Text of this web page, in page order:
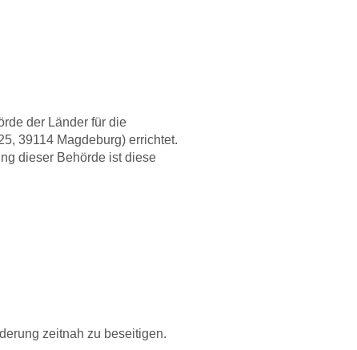
der Länder für die
39114 Magdeburg) errichtet.
dieser Behörde ist diese
zeitnah zu beseitigen.